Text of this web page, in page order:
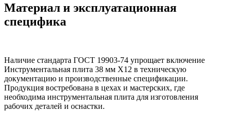
Материал и эксплуатационная
специфика
Наличие стандарта ГОСТ 19903-74 упрощает включение
Инструментальная плита 38 мм Х12 в техническую
документацию и производственные спецификации.
Продукция востребована в цехах и мастерских, где
необходима инструментальная плита для изготовления
рабочих деталей и оснастки.